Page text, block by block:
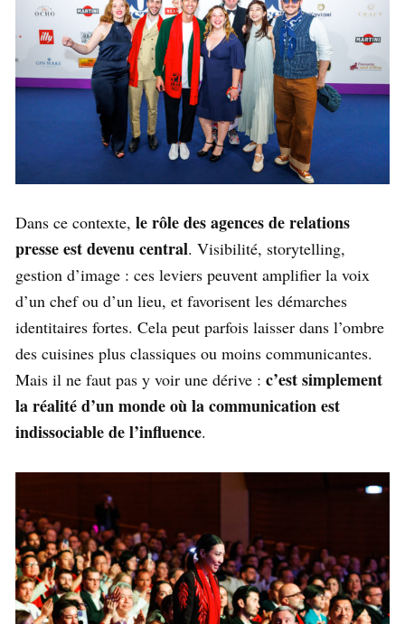
Dans ce contexte, le rôle des agences de relations
presse est devenu central. Visibilité, storytelling,
gestion d’image : ces leviers peuvent amplifier la voix
d’un chef ou d’un lieu, et favorisent les démarches
identitaires fortes. Cela peut parfois laisser dans l’ombre
des cuisines plus classiques ou moins communicantes.
Mais il ne faut pas y voir une dérive : c’est simplement
la réalité d’un monde où la communication est
indissociable de l’influence.